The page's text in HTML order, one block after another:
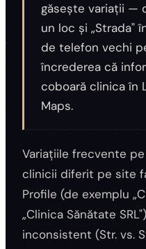
găsește variații —
un loc și „Strada"
de telefon vechi
încrederea că
coboară clinica în
Maps.
Variațiile frecvente
clinicii diferit pe site
Profile (de exemplu
„Clinica Sănătate
inconsistent (Str. vs.